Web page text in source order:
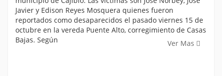
Javier y Edison Reyes Mosquera quienes fueron
reportados como desaparecidos el pasado viernes 15 de
octubre en la vereda Puente Alto, corregimiento de Casas
Bajas. Según
Ver Mas